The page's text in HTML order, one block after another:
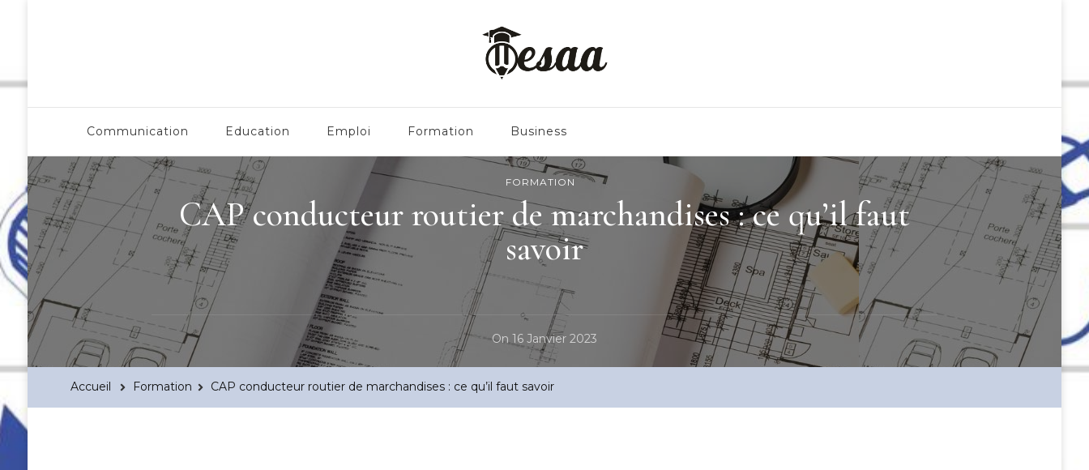
Communication Education Emploi Formation Business
FORMATION
CAP conducteur routier de marchandises : ce qu’il faut
savoir
On16 Janvier 2023
Accueil Formation CAP conducteur routier de marchandises : ce qu’il faut savoir